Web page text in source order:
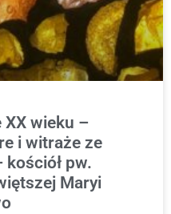
wieku –
i witraże ze
kościół pw.
Maryi